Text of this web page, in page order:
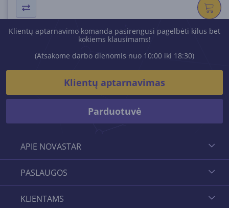
APIE NOVASTAR
PASLAUGOS
KLIENTAMS
Klientų aptarnavimo komanda pasirengusi pagelbėti kilus bet
kokiems klausimams!
(Atsakome darbo dienomis nuo 10:00 iki 18:30)
Klientų aptarnavimas
Parduotuvė